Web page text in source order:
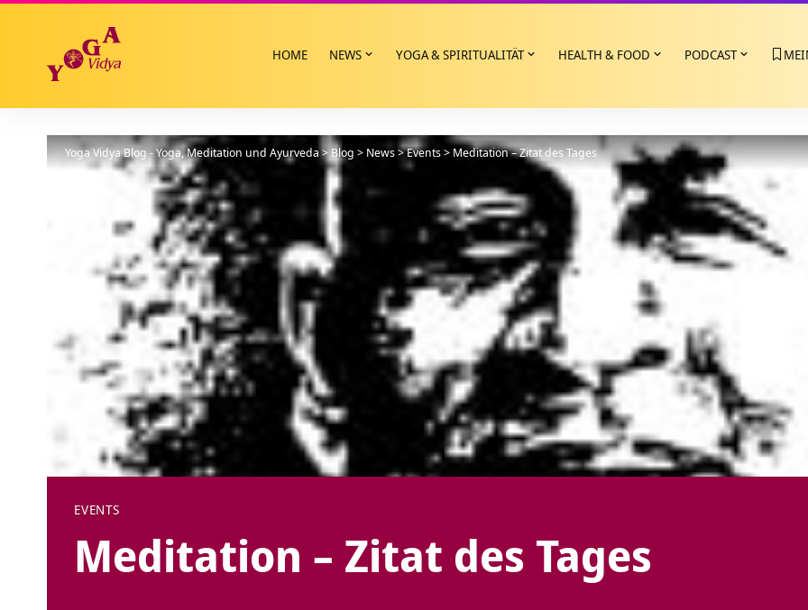
HOME NEWS YOGA & SPIRITUALITÄT HEALTH & FOOD PODCAST
Yoga Vidya Blog - Yoga, Meditation und Ayurveda>Blog > News>Events> Meditation – Zitat des Tages
EVENTS
Meditation – Zitat des Tages